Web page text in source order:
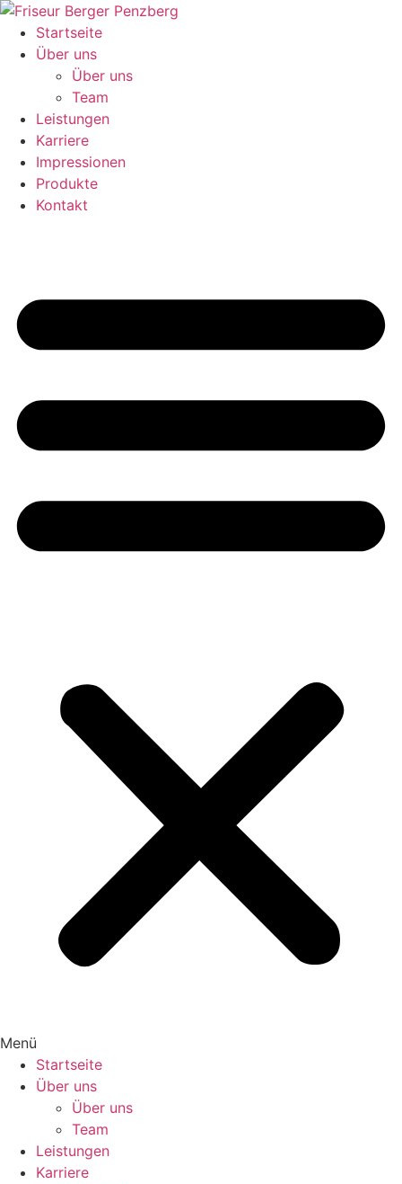
Zum
Inhalt
wechseln
Startseite
Über uns
Über uns
Team
Leistungen
Karriere
Impressionen
Produkte
Kontakt
Menü
Startseite
Über uns
Über uns
Team
Leistungen
Karriere